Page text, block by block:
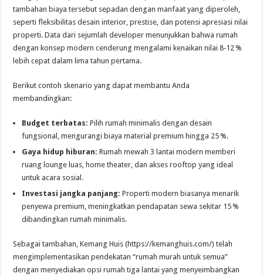
tambahan biaya tersebut sepadan dengan manfaat yang diperoleh,
seperti fleksibilitas desain interior, prestise, dan potensi apresiasi nilai
properti. Data dari sejumlah developer menunjukkan bahwa rumah
dengan konsep modern cenderung mengalami kenaikan nilai 8‑12 %
lebih cepat dalam lima tahun pertama.
Berikut contoh skenario yang dapat membantu Anda
membandingkan:
Budget terbatas: Pilih rumah minimalis dengan desain
fungsional, mengurangi biaya material premium hingga 25 %.
Gaya hidup hiburan: Rumah mewah 3 lantai modern memberi
ruang lounge luas, home theater, dan akses rooftop yang ideal
untuk acara sosial.
Investasi jangka panjang: Properti modern biasanya menarik
penyewa premium, meningkatkan pendapatan sewa sekitar 15 %
dibandingkan rumah minimalis.
Sebagai tambahan, Kemang Huis (https://kemanghuis.com/) telah
mengimplementasikan pendekatan “rumah murah untuk semua”
dengan menyediakan opsi rumah tiga lantai yang menyeimbangkan